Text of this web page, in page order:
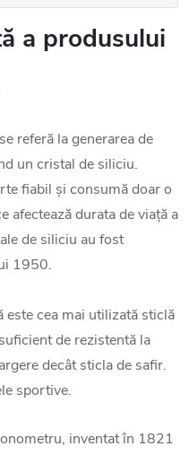
a produsului
referă la generarea de
un cristal de siliciu.
fiabil și consumă doar o
afectează durata de viață a
de siliciu au fost
1950.
este cea mai utilizată sticlă
de rezistentă la
decât sticla de safir.
sportive.
inventat în 1821